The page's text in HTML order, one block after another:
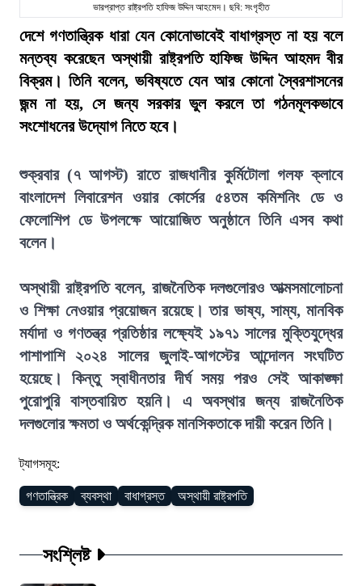
ভারপ্রাপ্ত রাষ্ট্রপতি হাফিজ উদ্দিন আহমেদ। ছবি: সংগৃহীত
দেশে গণতান্ত্রিক ধারা যেন কোনোভাবেই বাধাগ্রস্ত না হয় বলে
মন্তব্য করেছেন অস্থায়ী রাষ্ট্রপতি হাফিজ উদ্দিন আহমদ বীর
বিক্রম। তিনি বলেন, ভবিষ্যতে যেন আর কোনো স্বৈরশাসনের
জন্ম না হয়, সে জন্য সরকার ভুল করলে তা গঠনমূলকভাবে
সংশোধনের উদ্যোগ নিতে হবে।
শুক্রবার (৭ আগস্ট) রাতে রাজধানীর কুর্মিটোলা গলফ ক্লাবে
বাংলাদেশ লিবারেশন ওয়ার কোর্সের ৫৪তম কমিশনিং ডে ও
ফেলোশিপ ডে উপলক্ষে আয়োজিত অনুষ্ঠানে তিনি এসব কথা
বলেন।
অস্থায়ী রাষ্ট্রপতি বলেন, রাজনৈতিক দলগুলোরও আত্মসমালোচনা
ও শিক্ষা নেওয়ার প্রয়োজন রয়েছে। তার ভাষ্য, সাম্য, মানবিক
মর্যাদা ও গণতন্ত্র প্রতিষ্ঠার লক্ষ্যেই ১৯৭১ সালের মুক্তিযুদ্ধের
পাশাপাশি ২০২৪ সালের জুলাই-আগস্টের আন্দোলন সংঘটিত
হয়েছে। কিন্তু স্বাধীনতার দীর্ঘ সময় পরও সেই আকাঙ্ক্ষা
পুরোপুরি বাস্তবায়িত হয়নি। এ অবস্থার জন্য রাজনৈতিক
দলগুলোর ক্ষমতা ও অর্থকেন্দ্রিক মানসিকতাকে দায়ী করেন তিনি।
ট্যাগসমূহ:
গণতান্ত্রিক ব্যবস্থা বাধাগ্রস্ত অস্থায়ী রাষ্ট্রপতি
সংশ্লিষ্ট